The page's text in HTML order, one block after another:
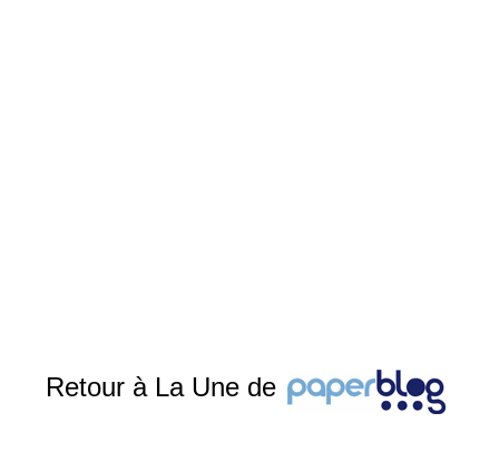
Retour à La Une de